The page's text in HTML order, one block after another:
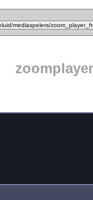
zoomplayer